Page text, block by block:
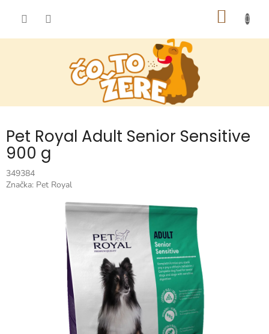
Pet Royal Adult Senior Sensitive
900 g
349384
Značka: Pet Royal